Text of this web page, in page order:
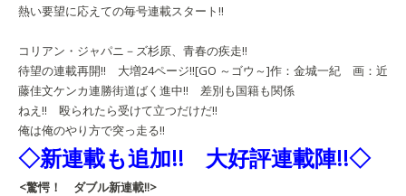
熱い要望に応えての毎号連載スタート!!
コリアン・ジャパニ－ズ杉原、青春の疾走!!
待望の連載再開!! 大増24ページ!![GO ～ゴウ～]作：金城一紀 画：近
藤佳文ケンカ連勝街道ばく進中!! 差別も国籍も関係
ねえ!! 殴られたら受けて立つだけだ!!
俺は俺のやり方で突っ走る!!
◇新連載も追加!! 大好評連載陣!!◇
<驚愕！ ダブル新連載!!>